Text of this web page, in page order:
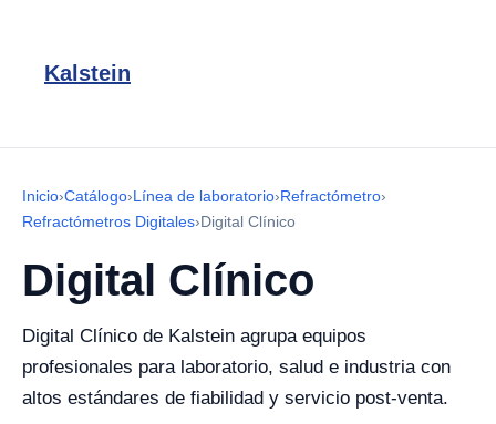
Kalstein
Inicio›Catálogo›Línea de laboratorio›Refractómetro›
Refractómetros Digitales›Digital Clínico
Digital Clínico
Digital Clínico de Kalstein agrupa equipos
profesionales para laboratorio, salud e industria con
altos estándares de fiabilidad y servicio post-venta.